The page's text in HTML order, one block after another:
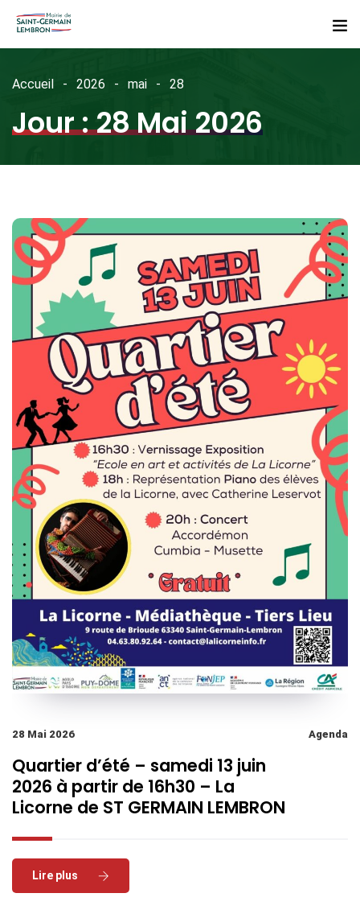
Accueil 2026 mai 28
Jour :28 Mai 2026
28 Mai 2026 Agenda
Quartier d’été – samedi 13 juin
2026 à partir de 16h30 – La
Licorne de ST GERMAIN LEMBRON
Read More